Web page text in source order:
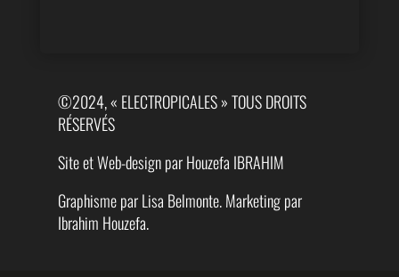
©2024, « ELECTROPICALES » TOUS DROITS
RÉSERVÉS
Site et Web-design par Houzefa IBRAHIM
Graphisme par Lisa Belmonte. Marketing par
Ibrahim Houzefa.